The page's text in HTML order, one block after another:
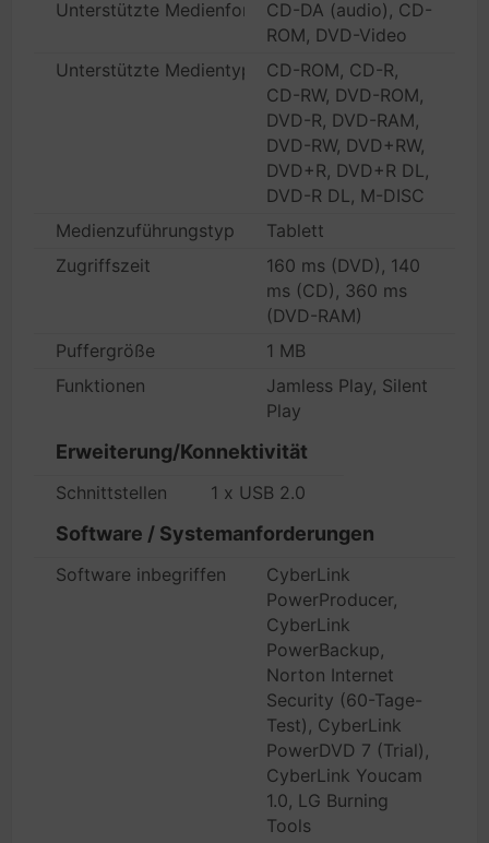
Unterstützte MedienformateCD-DA (audio), CD-
ROM, DVD-Video
Unterstützte MedientypenCD-ROM, CD-R,
CD-RW, DVD-ROM,
DVD-R, DVD-RAM,
DVD-RW, DVD+RW,
DVD+R, DVD+R DL,
DVD-R DL, M-DISC
Medienzuführungstyp
Tablett
Zugriffszeit
160 ms (DVD), 140
ms (CD), 360 ms
(DVD-RAM)
Puffergröße
1 MB
Funktionen
Jamless Play, Silent
Play
Erweiterung/Konnektivität
Schnittstellen 1 x USB 2.0
Software / Systemanforderungen
Software inbegriffen
CyberLink
PowerProducer,
CyberLink
PowerBackup,
Norton Internet
Security (60-Tage-
Test), CyberLink
PowerDVD 7 (Trial),
CyberLink Youcam
1.0, LG Burning
Tools